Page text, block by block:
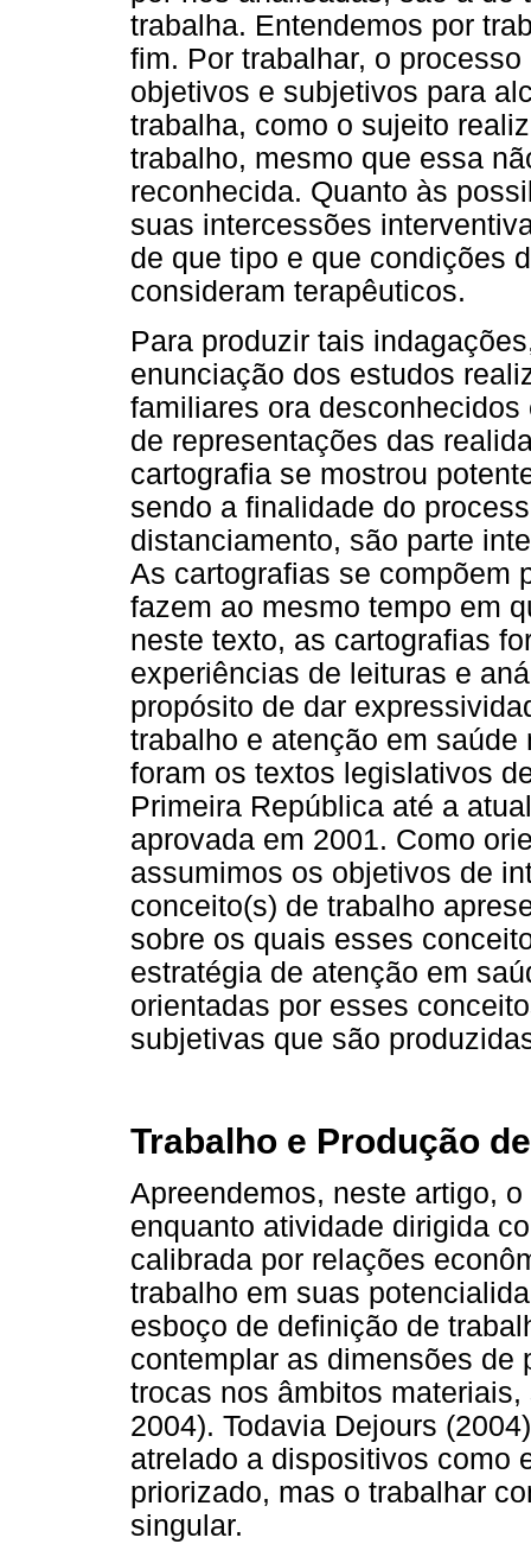
trabalha. Entendemos por
fim. Por trabalhar, o
objetivos e subjetivos para
trabalha, como o sujeito
trabalho, mesmo que essa
reconhecida. Quanto às
suas intercessões
de que tipo e que condições
consideram terapêuticos.
Para produzir tais
enunciação dos estudos
familiares ora
de representações das
cartografia se mostrou
sendo a finalidade do
distanciamento, são parte
As cartografias se compõem
fazem ao mesmo tempo em
neste texto, as cartografias
experiências de leituras e
propósito de dar
trabalho e atenção em
foram os textos legislativos
Primeira República até a
aprovada em 2001. Como
assumimos os objetivos de
conceito(s) de trabalho
sobre os quais esses
estratégia de atenção em
orientadas por esses
subjetivas que são
Trabalho e Produção
Apreendemos, neste artigo,
enquanto atividade dirigida
calibrada por relações
trabalho em suas
esboço de definição de
contemplar as dimensões de
trocas nos âmbitos
2004). Todavia Dejours
atrelado a dispositivos como
priorizado, mas o trabalhar
singular.